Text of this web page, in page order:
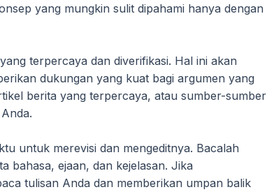
yang mungkin sulit dipahami hanya dengan
terpercaya dan diverifikasi. Hal ini akan
dukungan yang kuat bagi argumen yang
berita yang terpercaya, atau sumber-sumber
untuk merevisi dan mengeditnya. Bacalah
bahasa, ejaan, dan kejelasan. Jika
tulisan Anda dan memberikan umpan balik